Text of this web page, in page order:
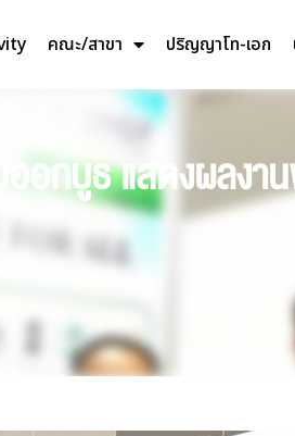
คณะ/สาขา ปริญญาโท-เอก
กบูธ แสดงผลงา